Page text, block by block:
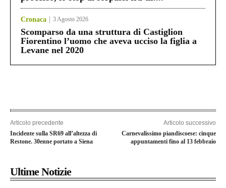
Cronaca 3 Agosto 2026
Scomparso da una struttura di Castiglion
Fiorentino l’uomo che aveva ucciso la figlia a
Levane nel 2020
Articolo precedente
Incidente sulla SR69 all’altezza di
Restone. 30enne portato a Siena
Articolo successivo
Carnevalissimo piandiscoese: cinque
appuntamenti fino al 13 febbraio
Ultime Notizie